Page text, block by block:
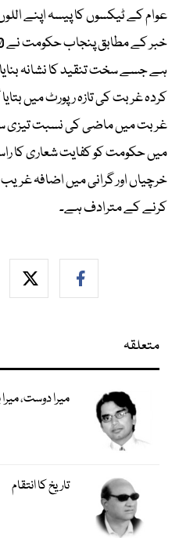
عوام کے ٹیکسوں کا پیسہ اپنے
ہے جسے سخت تنقید کا نشانہ
کردہ غربت کی تازہ رپورٹ میں
غربت میں ماضی کی نسبت تیزی
میں حکومت کو کفایت شعاری کا
خرچیاں اور گرانی میں اضافہ
کرنے کے مترادف ہے۔
متعلقہ
میرا دوست، میرا
تاریخ کا انتقام